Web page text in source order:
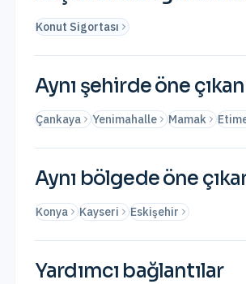
Konut Sigortası
Aynı şehirde öne
Çankaya Yenimahalle Mamak
Aynı bölgede öne
Konya Kayseri Eskişehir
Yardımcı bağlantılar